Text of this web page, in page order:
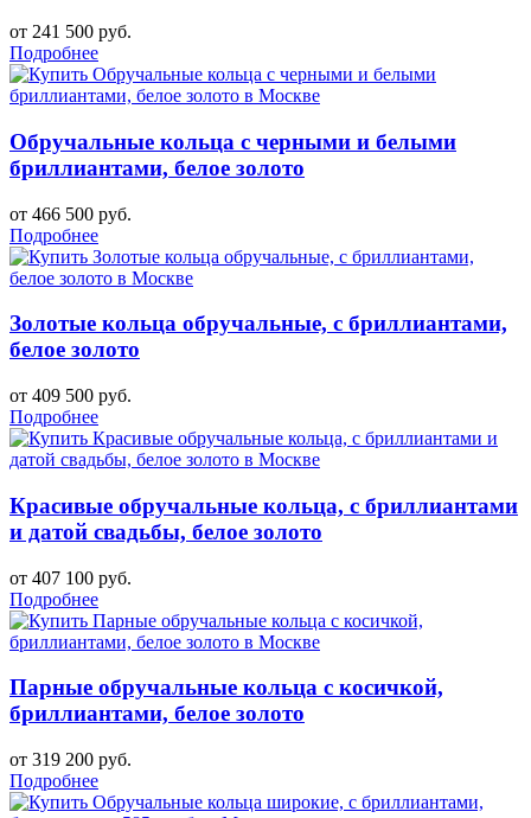
от 241 500 руб.
Подробнее
Обручальные кольца с черными и белыми
бриллиантами, белое золото
от 466 500 руб.
Подробнее
Золотые кольца обручальные, с бриллиантами,
белое золото
от 409 500 руб.
Подробнее
Красивые обручальные кольца, с бриллиантами
и датой свадьбы, белое золото
от 407 100 руб.
Подробнее
Парные обручальные кольца с косичкой,
бриллиантами, белое золото
от 319 200 руб.
Подробнее